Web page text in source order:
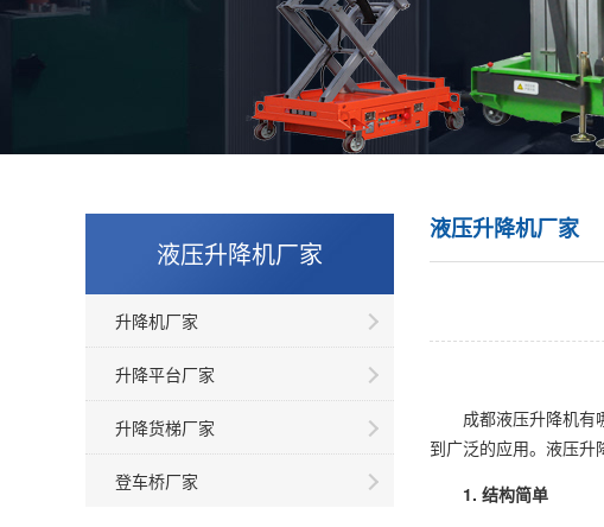
液压升降机厂家
升降机厂家
升降平台厂家
升降货梯厂家
登车桥厂家
液压升降机厂家
成都液压升降机有哪
到广泛的应用。液压升
1. 结构简单